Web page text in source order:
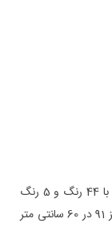
با 44 رنگ و 5 رنگ
ابریشم به ابعاد 600 در 400 گره (رجشمار 46) و سایز 91 در 60 سانتی متر